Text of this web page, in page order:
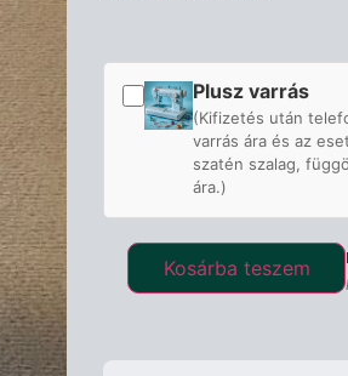
Plusz varrás
(Kifizetés után
varrás ára és az
szatén szalag,
ára.)
Kosárba teszem